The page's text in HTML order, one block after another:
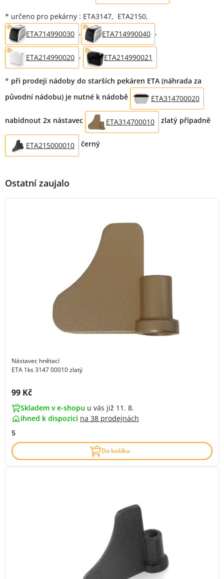
* určeno pro pekárny : ETA3147, ETA2150,
ETA714990030 , ETA714990040 ,
ETA214990020 , ETA214990021
* při prodeji nádoby do starších pekáren ETA (náhrada za
původní nádobu) je nutné k nádobě
ETA314700020
nabídnout 2x nástavec ETA314700010 zlatý případně
ETA215000010 černý
Ostatní zaujalo
Nástavec hnětací
ETA 1ks 3147 00010 zlatý
Cena s DPH:
99 Kč
Skladem v e-shopu u vás již 11. 8.
ihned k dispozici na 38 prodejnách
5
Do košíku